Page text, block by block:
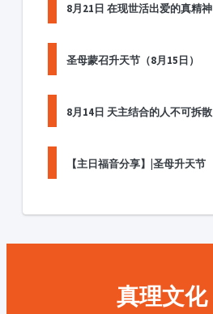
8月21日 在现世活出爱的真精神
圣母蒙召升天节（8月15日）
8月14日 天主结合的人不可拆散
【主日福音分享】|圣母升天节
真理文化